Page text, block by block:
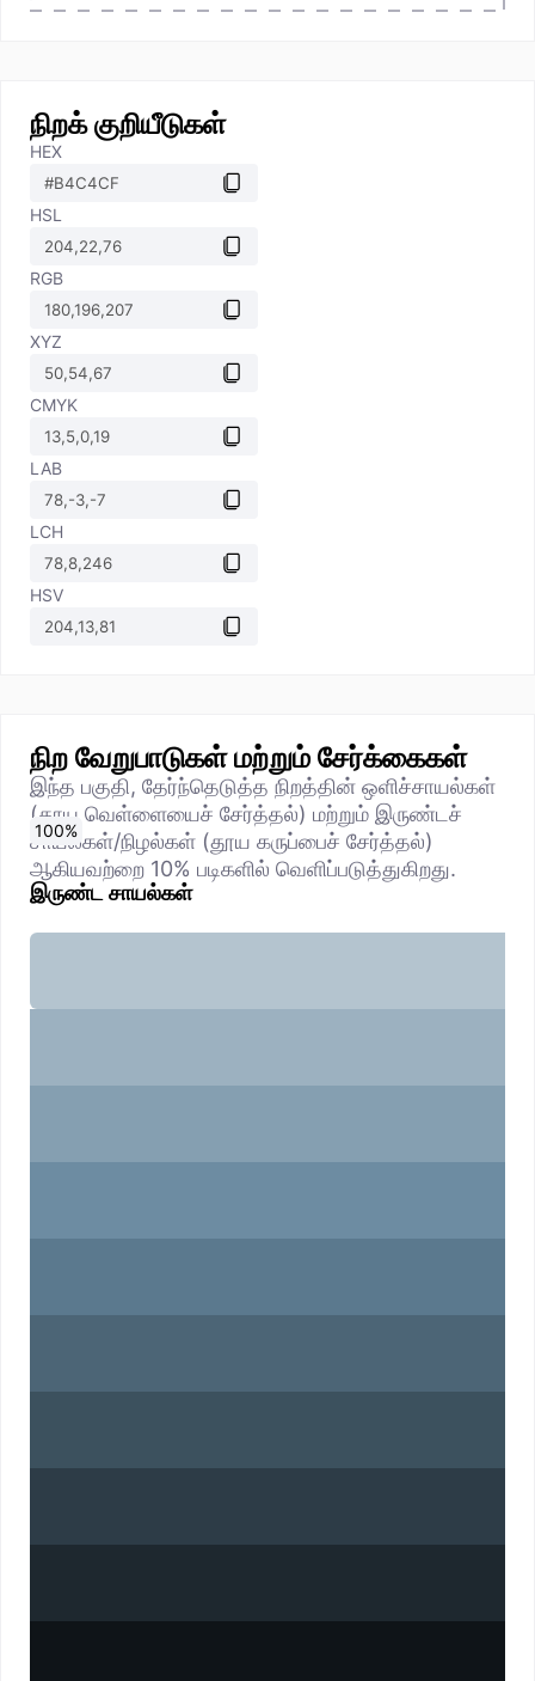
நிறக் குறியீடுகள்
HEX
HSL
RGB
XYZ
CMYK
LAB
LCH
HSV
நிற வேறுபாடுகள் மற்றும் சேர்க்கைகள்
இந்த பகுதி, தேர்ந்தெடுத்த நிறத்தின் ஒளிச்சாயல்கள்
(தூய வெள்ளையைச் சேர்த்தல்) மற்றும் இருண்டச்
சாயல்கள்/நிழல்கள் (தூய கருப்பைச் சேர்த்தல்)
ஆகியவற்றை 10% படிகளில் வெளிப்படுத்துகிறது.
இருண்ட சாயல்கள்
0%
10%
20%
30%
40%
50%
60%
70%
80%
90%
100%